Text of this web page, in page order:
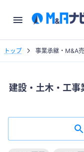
トップ 事業承継・M&A
建設・土木・工